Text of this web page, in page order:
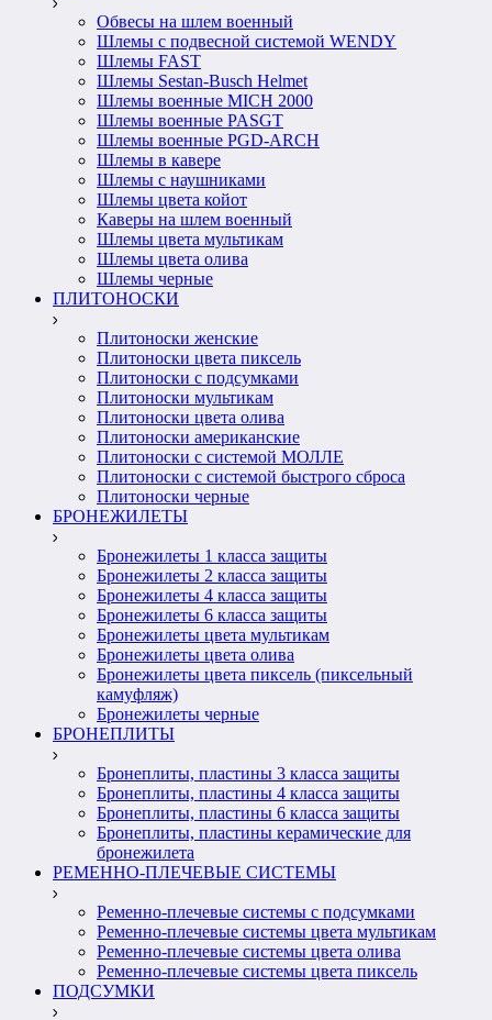
Обвесы на шлем военный
Шлемы c подвесной системой WENDY
Шлемы FAST
Шлемы Sestan-Busch Helmet
Шлемы военные MICH 2000
Шлемы военные PASGT
Шлемы военные PGD-ARCH
Шлемы в кавере
Шлемы с наушниками
Шлемы цвета койот
Каверы на шлем военный
Шлемы цвета мультикам
Шлемы цвета олива
Шлемы черные
ПЛИТОНОСКИ
Плитоноски женские
Плитоноски цвета пиксель
Плитоноски с подсумками
Плитоноски мультикам
Плитоноски цвета олива
Плитоноски американские
Плитоноски с системой МОЛЛЕ
Плитоноски с системой быстрого сброса
Плитоноски черные
БРОНЕЖИЛЕТЫ
Бронежилеты 1 класса защиты
Бронежилеты 2 класса защиты
Бронежилеты 4 класса защиты
Бронежилеты 6 класса защиты
Бронежилеты цвета мультикам
Бронежилеты цвета олива
Бронежилеты цвета пиксель (пиксельный
камуфляж)
Бронежилеты черные
БРОНЕПЛИТЫ
Бронеплиты, пластины 3 класса защиты
Бронеплиты, пластины 4 класса защиты
Бронеплиты, пластины 6 класса защиты
Бронеплиты, пластины керамические для
бронежилета
РЕМЕННО-ПЛЕЧЕВЫЕ СИСТЕМЫ
Ременно-плечевые системы с подсумками
Ременно-плечевые системы цвета мультикам
Ременно-плечевые системы цвета олива
Ременно-плечевые системы цвета пиксель
ПОДСУМКИ